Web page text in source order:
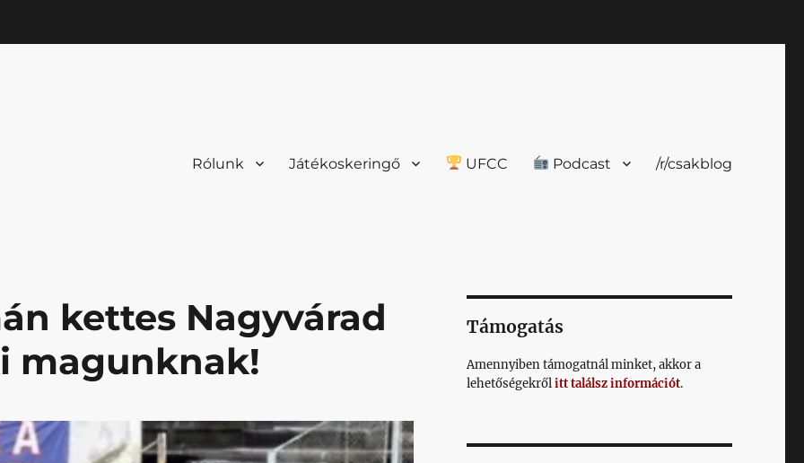
Rólunk Játékoskeringő UFCC Podcast /r/csakblog
kettes Nagyvárad
magunknak!
Támogatás
Amennyiben támogatnál minket, akkor a
lehetőségekrőlitt találsz információt.